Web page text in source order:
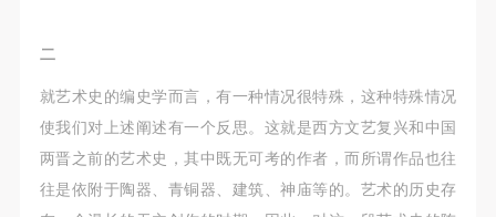
二
就艺术史的编史学而言，有一种情况很特殊，这种特殊情况
使我们对上述阐述有一个反思。这就是西方文艺复兴和中国
两晋之前的艺术史，其中既无可考的作者，而所谓作品也往
往是依附于陶器、青铜器、建筑、神庙等的。艺术的历史存
肖像权许可乙方作符合本协议约定和法律规定的用
（2）、乙方中央美术学院美术馆是一所具有标志
性、专业性、国际化的现代公共美术馆。中央美术学
院美术馆与时代同行，努力塑造一个开放、自由、学
术的空间氛围，竭诚与各单位、企业、机构、艺术家
肖像权许可乙方作符合本协议约定和法律规定的用
（2）、乙方中央美术学院美术馆是一所具有标志
性、专业性、国际化的现代公共美术馆。中央美术学
院美术馆与时代同行，努力塑造一个开放、自由、学
术的空间氛围，竭诚与各单位、企业、机构、艺术家
肖像权许可乙方作符合本协议约定和法律规定的用
（2）、乙方中央美术学院美术馆是一所具有标志
性、专业性、国际化的现代公共美术馆。中央美术学
院美术馆与时代同行，努力塑造一个开放、自由、学
术的空间氛围，竭诚与各单位、企业、机构、艺术家